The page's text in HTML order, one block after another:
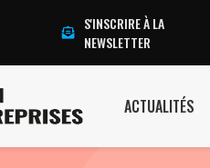
S'INSCRIRE À LA
NEWSLETTER
ACTUALITÉS